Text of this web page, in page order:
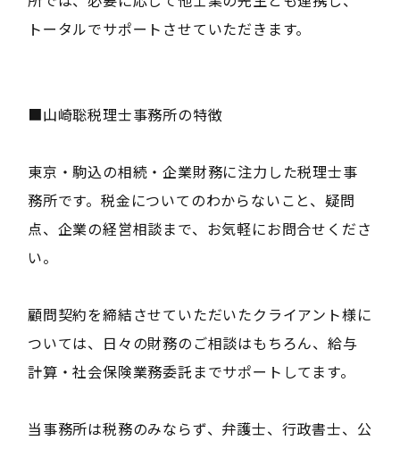
トータルでサポートさせていただきます。
■山崎聡税理士事務所の特徴
東京・駒込の相続・企業財務に注力した税理士事
務所です。税金についてのわからないこと、疑問
点、企業の経営相談まで、お気軽にお問合せくださ
い。
顧問契約を締結させていただいたクライアント様に
ついては、日々の財務のご相談はもちろん、給与
計算・社会保険業務委託までサポートしてます。
当事務所は税務のみならず、弁護士、行政書士、公